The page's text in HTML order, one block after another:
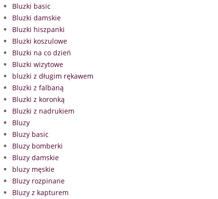
Bluzki basic
Bluzki damskie
Bluzki hiszpanki
Bluzki koszulowe
Bluzki na co dzień
Bluzki wizytowe
bluzki z długim rękawem
Bluzki z falbaną
Bluzki z koronką
Bluzki z nadrukiem
Bluzy
Bluzy basic
Bluzy bomberki
Bluzy damskie
bluzy męskie
Bluzy rozpinane
Bluzy z kapturem